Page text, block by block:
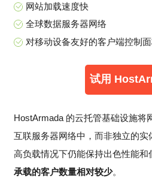
网站加载速度快
全球数据服务器网络
对移动设备友好的客户端控制面
试用
HostArmada 的云托管基础设施将
互联服务器网络中，而非独立的实
高负载情况下仍能保持出色性能和
承载的客户数量相对较少。